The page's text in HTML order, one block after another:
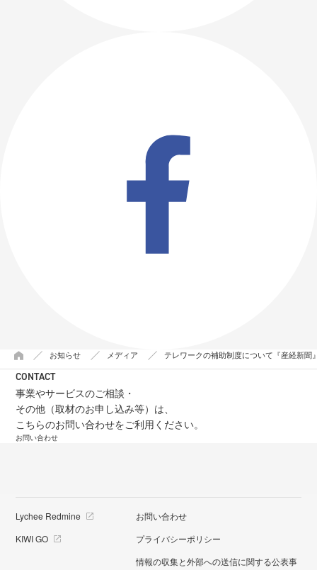
お知らせ メディア テレワークの補助制度について『産経新聞
CONTACT
事業やサービスのご相談・
その他（取材のお申し込み等）は、
こちらのお問い合わせをご利用ください。
お問い合わせ
Lychee Redmine
KIWI GO
お問い合わせ
プライバシーポリシー
情報の収集と外部への送信に関する公表事